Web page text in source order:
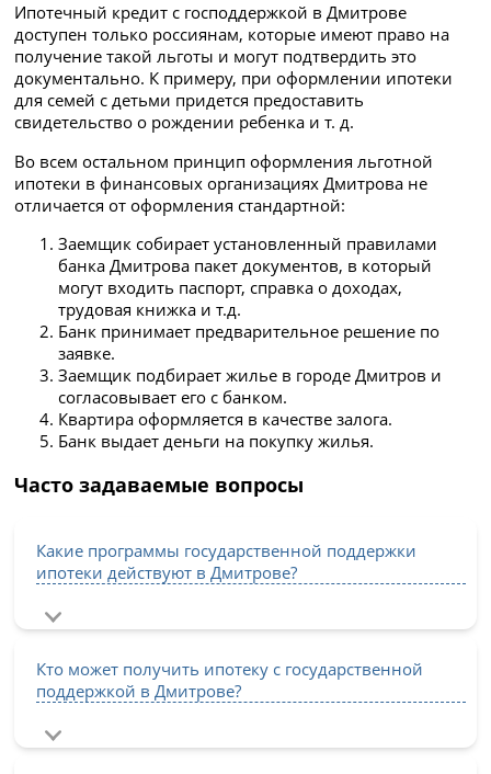
Ипотечный кредит с господдержкой в Дмитрове
доступен только россиянам, которые имеют право на
получение такой льготы и могут подтвердить это
документально. К примеру, при оформлении ипотеки
для семей с детьми придется предоставить
свидетельство о рождении ребенка и т. д.
Во всем остальном принцип оформления льготной
ипотеки в финансовых организациях Дмитрова не
отличается от оформления стандартной:
Заемщик собирает установленный правилами
банка Дмитрова пакет документов, в который
могут входить паспорт, справка о доходах,
трудовая книжка и т.д.
Банк принимает предварительное решение по
заявке.
Заемщик подбирает жилье в городе Дмитров и
согласовывает его с банком.
Квартира оформляется в качестве залога.
Банк выдает деньги на покупку жилья.
Часто задаваемые вопросы
Какие программы государственной поддержки
ипотеки действуют в Дмитрове?
Кто может получить ипотеку с государственной
поддержкой в Дмитрове?